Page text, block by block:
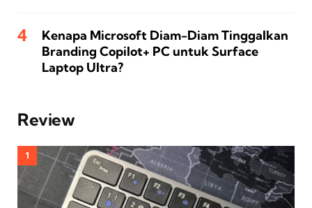
Kenapa Microsoft Diam-Diam Tinggalkan
Branding Copilot+ PC untuk Surface
Laptop Ultra?
Review